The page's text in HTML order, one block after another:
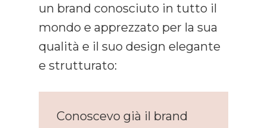
un brand conosciuto in tutto il
mondo e apprezzato per la sua
qualità e il suo design elegante
e strutturato:
Conoscevo già il brand